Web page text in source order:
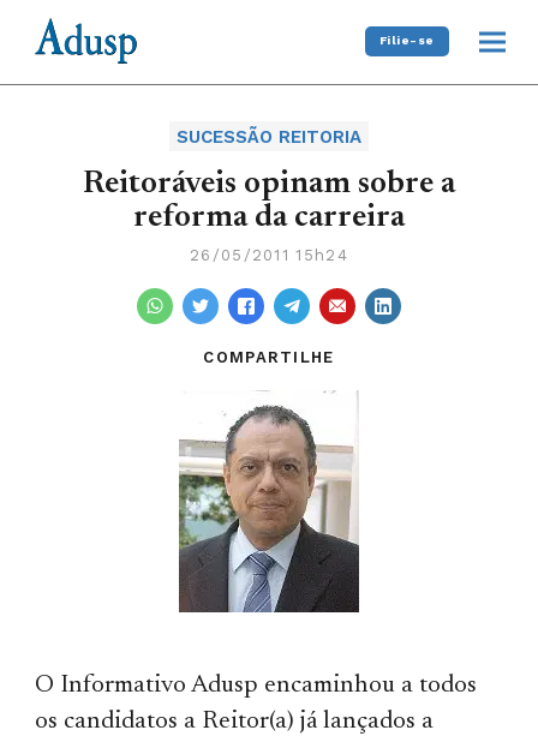
Filie-se
SUCESSÃO REITORIA
Reitoráveis opinam sobre a
reforma da carreira
26/05/2011 15h24
COMPARTILHE
O Informativo Adusp encaminhou a todos
os candidatos a Reitor(a) já lançados a